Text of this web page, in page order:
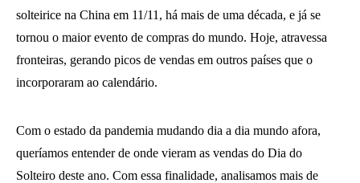
solteirice na China em 11/11, há mais de uma década, e já se
tornou o maior evento de compras do mundo. Hoje, atravessa
fronteiras, gerando picos de vendas em outros países que o
incorporaram ao calendário.
Com o estado da pandemia mudando dia a dia mundo afora,
queríamos entender de onde vieram as vendas do Dia do
Solteiro deste ano. Com essa finalidade, analisamos mais de